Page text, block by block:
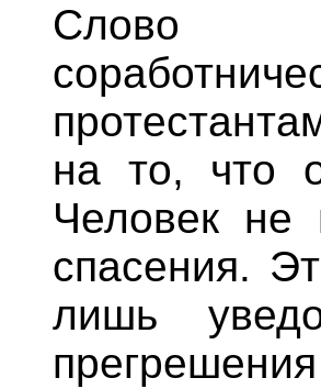
Слово
на то, что
Человек не
спасения.
лишь